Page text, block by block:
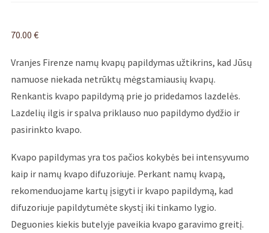
70.00€
Vranjes Firenze namų kvapų papildymas užtikrins, kad Jūsų
namuose niekada netrūktų mėgstamiausių kvapų.
Renkantis kvapo papildymą prie jo pridedamos lazdelės.
Lazdelių ilgis ir spalva priklauso nuo papildymo dydžio ir
pasirinkto kvapo.
Kvapo papildymas yra tos pačios kokybės bei intensyvumo
kaip ir namų kvapo difuzoriuje. Perkant namų kvapą,
rekomenduojame kartų įsigyti ir kvapo papildymą, kad
difuzoriuje papildytumėte skystį iki tinkamo lygio.
Deguonies kiekis butelyje paveikia kvapo garavimo greitį.